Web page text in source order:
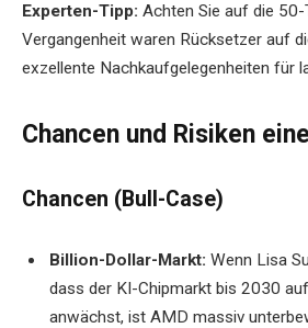
Experten-Tipp: Achten Sie auf die 50-
Vergangenheit waren Rücksetzer auf
exzellente Nachkaufgelegenheiten für
Chancen und Risiken
Chancen (Bull-Case)
Billion-Dollar-Markt: Wenn Lisa
dass der KI-Chipmarkt bis 2030
anwächst, ist AMD massiv